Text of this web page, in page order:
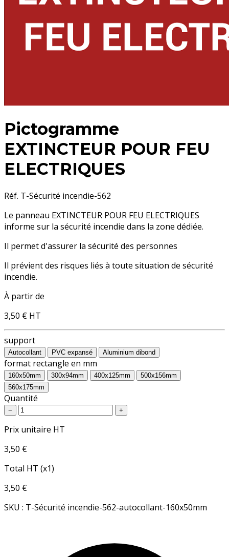
Pictogramme
EXTINCTEUR POUR FEU
ELECTRIQUES
Réf. T-Sécurité incendie-562
Le panneau EXTINCTEUR POUR FEU ELECTRIQUES
informe sur la sécurité incendie dans la zone dédiée.
Il permet d'assurer la sécurité des personnes
Il prévient des risques liés à toute situation de sécurité
incendie.
À partir de
3,50 € HT
support
Autocollant PVC expansé Aluminium dibond
format rectangle en mm
160x50mm 300x94mm 400x125mm
500x156mm
560x175mm
Quantité
− +
Prix unitaire HT
3,50 €
Total HT (x1)
3,50 €
SKU : T-Sécurité incendie-562-autocollant-160x50mm